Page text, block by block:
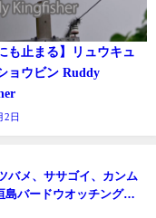
も止まる】リュウキュ
ョウビン Ruddy
2日
バメ、ササゴイ、カンム
島バードウオッチング＆